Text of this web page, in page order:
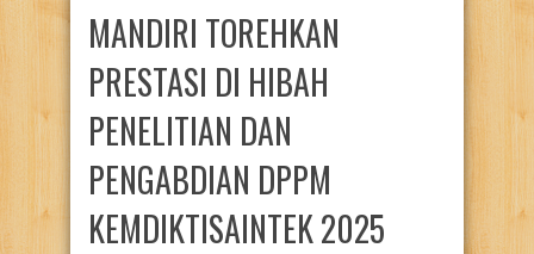
MANDIRI TOREHKAN
PRESTASI DI HIBAH
PENELITIAN DAN
PENGABDIAN DPPM
KEMDIKTISAINTEK 2025